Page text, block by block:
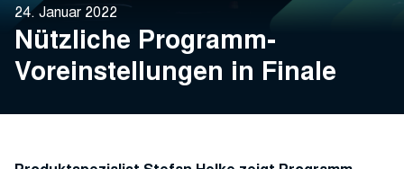
24. Januar 2022
Nützliche Programm-
Voreinstellungen in Finale